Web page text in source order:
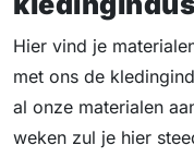
Hier vind je
met ons de
al onze materialen
weken zul je hier